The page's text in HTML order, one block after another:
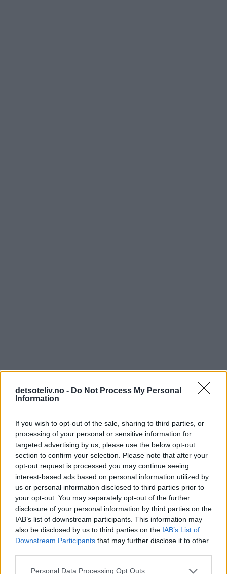
detsoteliv.no - Do Not Process My Personal
Information
If you wish to opt-out of the sale, sharing to third parties, or
processing of your personal or sensitive information for
targeted advertising by us, please use the below opt-out
section to confirm your selection. Please note that after your
opt-out request is processed you may continue seeing
interest-based ads based on personal information utilized by
us or personal information disclosed to third parties prior to
your opt-out. You may separately opt-out of the further
disclosure of your personal information by third parties on the
IAB’s list of downstream participants. This information may
also be disclosed by us to third parties on the IAB’s List of
Downstream Participants that may further disclose it to other
Personal Data Processing Opt Outs